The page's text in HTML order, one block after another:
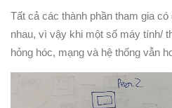
Tất cả các thành phần tham gia
nhau, vì vậy khi một số máy tính/
hỏng hóc, mạng và hệ thống vẫn